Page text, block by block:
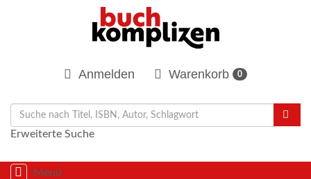
Anmelden Warenkorb 0
Erweiterte Suche
Navigation
Menü